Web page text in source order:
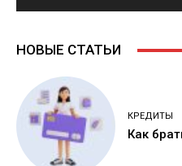
НОВЫЕ СТАТЬИ
КРЕДИТЫ
Как